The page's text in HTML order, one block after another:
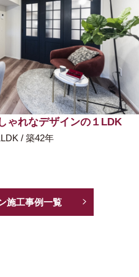
ゃれなデザインの１LDK
/ 築42年
施工事例一覧